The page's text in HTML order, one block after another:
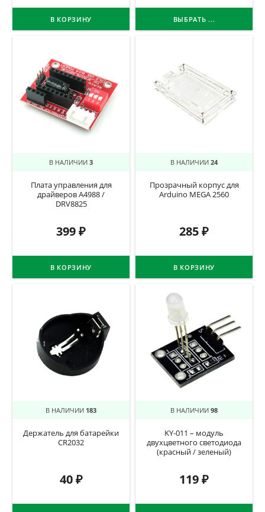
В КОРЗИНУ ВЫБРАТЬ ...
В НАЛИЧИИ 3
Плата управления для
драйверов A4988 /
DRV8825
399₽
В КОРЗИНУ
В НАЛИЧИИ 24
Прозрачный корпус для
Arduino MEGA 2560
285₽
В КОРЗИНУ
В НАЛИЧИИ 183
Держатель для батарейки
CR2032
40₽
В НАЛИЧИИ 98
KY-011 – модуль
двухцветного светодиода
(красный / зеленый)
119₽